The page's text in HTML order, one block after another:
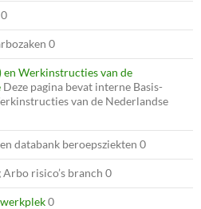
0
0
en Werkinstructies van de
Deze pagina bevat interne Basis-
van de Nederlandse
databank beroepsziekten 0
Arbo risico’s branch 0
0